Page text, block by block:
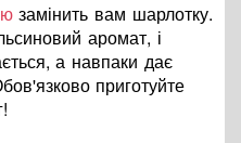
замінить вам шарлотку.
аромат, і
а навпаки дає
приготуйте